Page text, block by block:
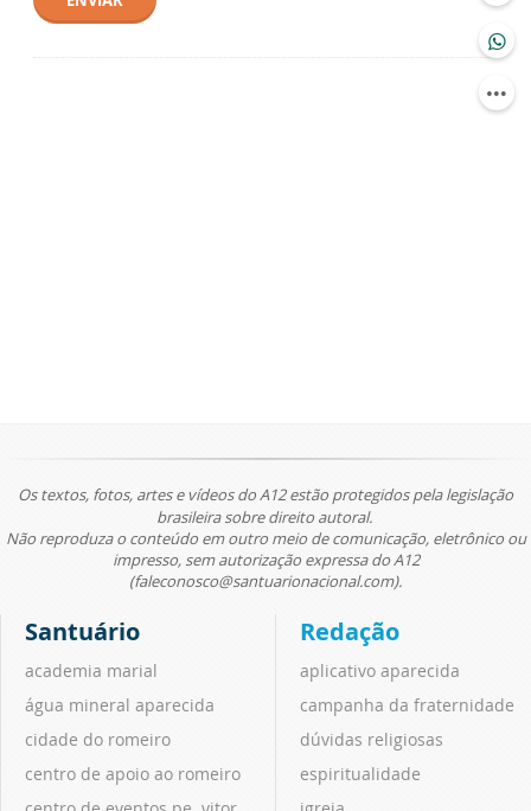
Os textos, fotos, artes e vídeos do A12 estão protegidos pela legislação
brasileira sobre direito autoral.
Não reproduza o conteúdo em outro meio de comunicação, eletrônico ou
impresso, sem autorização expressa do A12
(faleconosco@santuarionacional.com).
Santuário
academia marial
água mineral aparecida
cidade do romeiro
centro de apoio ao romeiro
Redação
aplicativo aparecida
campanha da fraternidade
dúvidas religiosas
espiritualidade